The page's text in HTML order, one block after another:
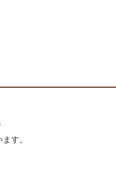
す。